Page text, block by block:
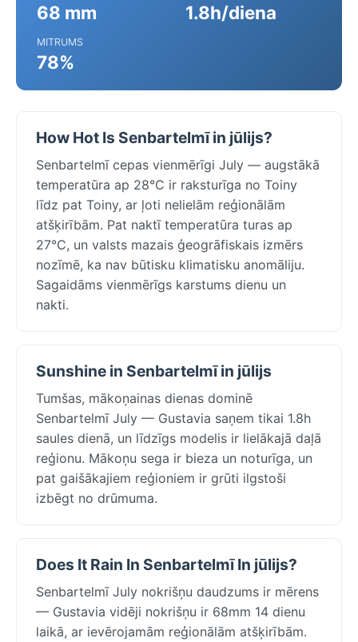
68 mm 1.8h/diena
MITRUMS
78%
How Hot Is Senbartelmī in jūlijs?
Senbartelmī cepas vienmērīgi July — augstākā
temperatūra ap 28°C ir raksturīga no Toiny
līdz pat Toiny, ar ļoti nelielām reģionālām
atšķirībām. Pat naktī temperatūra turas ap
27°C, un valsts mazais ģeogrāfiskais izmērs
nozīmē, ka nav būtisku klimatisku anomāliju.
Sagaidāms vienmērīgs karstums dienu un
nakti.
Sunshine in Senbartelmī in jūlijs
Tumšas, mākoņainas dienas dominē
Senbartelmī July — Gustavia saņem tikai 1.8h
saules dienā, un līdzīgs modelis ir lielākajā daļā
reģionu. Mākoņu sega ir bieza un noturīga, un
pat gaišākajiem reģioniem ir grūti ilgstoši
izbēgt no drūmuma.
Does It Rain In Senbartelmī In jūlijs?
Senbartelmī July nokrišņu daudzums ir mērens
— Gustavia vidēji nokrišņu ir 68mm 14 dienu
laikā, ar ievērojamām reģionālām atšķirībām.